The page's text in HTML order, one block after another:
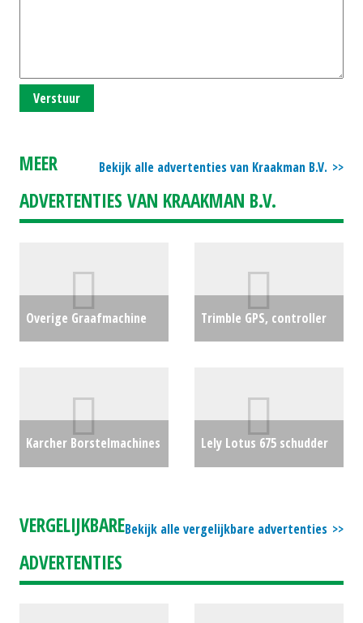
Verstuur
Bekijk alle advertenties van Kraakman B.V.
MEER
ADVERTENTIES VAN KRAAKMAN B.V.
Overige Graafmachine
€1950
Trimble GPS, controller
Karcher Borstelmachines
Lely Lotus 675 schudder
Bekijk alle vergelijkbare advertenties
VERGELIJKBARE
ADVERTENTIES